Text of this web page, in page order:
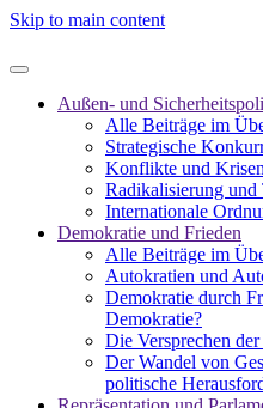
Skip to main content
Außen- und
Alle Beiträge im
Strategische
Konflikte und
Radikalisierung und
Internationale
Demokratie und Frieden
Alle Beiträge im
Autokratien und
Demokratie durch
Demokratie?
Die Versprechen
Der Wandel von
politische